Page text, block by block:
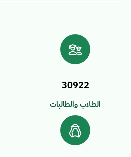
30922
الطلاب والطالبات